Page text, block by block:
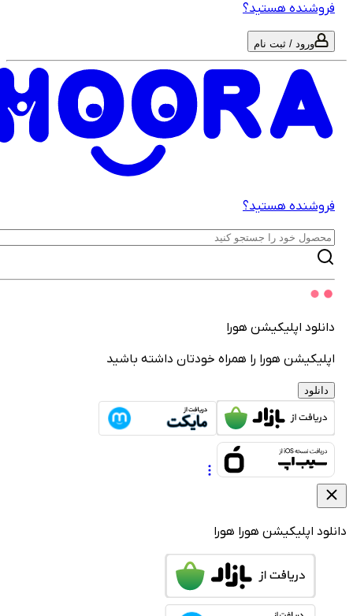
هستید؟
ورود / ثبت نام
هستید؟
اپلیکیشن هورا
هورا را همراه خودتان داشته باشید
دانلود
اپلیکیشن هوراهورا